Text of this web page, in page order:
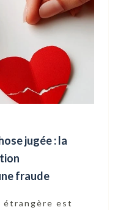
jugée : la
fraude
étrangère est